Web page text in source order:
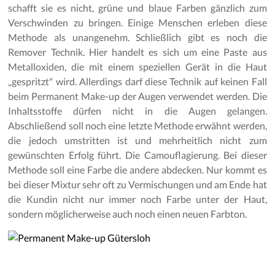
schafft sie es nicht, grüne und blaue Farben gänzlich zum
Verschwinden zu bringen. Einige Menschen erleben diese
Methode als unangenehm. Schließlich gibt es noch die
Remover Technik. Hier handelt es sich um eine Paste aus
Metalloxiden, die mit einem speziellen Gerät in die Haut
„gespritzt" wird. Allerdings darf diese Technik auf keinen Fall
beim Permanent Make-up der Augen verwendet werden. Die
Inhaltsstoffe dürfen nicht in die Augen gelangen.
Abschließend soll noch eine letzte Methode erwähnt werden,
die jedoch umstritten ist und mehrheitlich nicht zum
gewünschten Erfolg führt. Die Camouflagierung. Bei dieser
Methode soll eine Farbe die andere abdecken. Nur kommt es
bei dieser Mixtur sehr oft zu Vermischungen und am Ende hat
die Kundin nicht nur immer noch Farbe unter der Haut,
sondern möglicherweise auch noch einen neuen Farbton.